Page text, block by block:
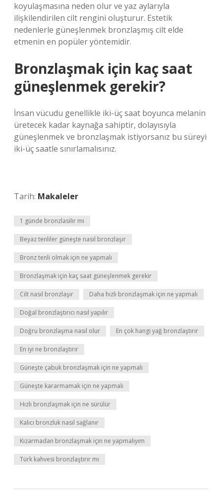
koyulaşmasına neden olur ve yaz aylarıyla
ilişkilendirilen cilt rengini oluşturur. Estetik
nedenlerle güneşlenmek bronzlaşmış cilt elde
etmenin en popüler yöntemidir.
Bronzlaşmak için kaç saat
güneşlenmek gerekir?
İnsan vücudu genellikle iki-üç saat boyunca melanin
üretecek kadar kaynağa sahiptir, dolayısıyla
güneşlenmek ve bronzlaşmak istiyorsanız bu süreyi
iki-üç saatle sınırlamalısınız.
Tarih: Makaleler
1 günde bronzlasilir mi
Beyaz tenliler güneşte nasıl bronzlaşır
Bronz tenli olmak için ne yapmalı
Bronzlaşmak için kaç saat güneşlenmek gerekir
Cilt nasıl bronzlaşır Daha hızlı bronzlaşmak için ne yapmalı
Doğal bronzlaştırıcı nasıl yapılır
Doğru bronzlaşma nasıl olur En çok hangi yağ bronzlaştırır
En iyi ne bronzlaştırır
Güneşte çabuk bronzlaşmak için ne yapmalı
Güneşte kararmamak için ne yapmalı
Hızlı bronzlaşmak için ne sürülür
Kalıcı bronzluk nasıl sağlanır
Kızarmadan bronzlaşmak için ne yapmalıyım
Türk kahvesi bronzlaştırır mı